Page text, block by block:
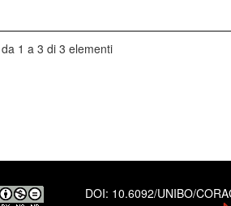
1 a 3 di 3 elementi
DOI: 10.6092/UNIBO/